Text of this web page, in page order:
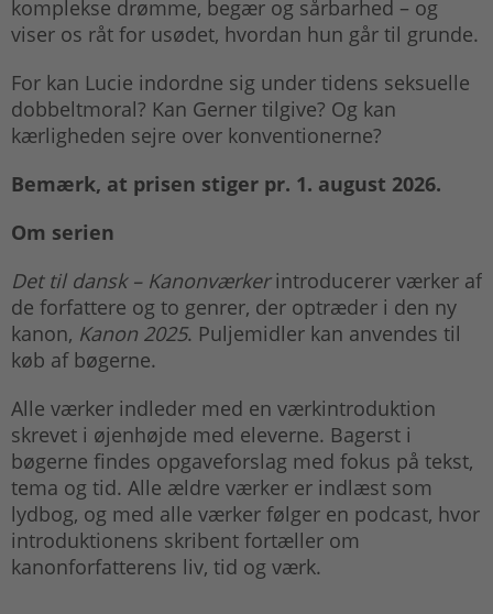
komplekse drømme, begær og sårbarhed – og
viser os råt for usødet, hvordan hun går til grunde.
For kan Lucie indordne sig under tidens seksuelle
dobbeltmoral? Kan Gerner tilgive? Og kan
kærligheden sejre over konventionerne?
Bemærk, at prisen stiger pr. 1. august 2026.
Om serien
Det til dansk – Kanonværkerintroducerer værker af
de forfattere og to genrer, der optræder i den ny
kanon, Kanon 2025. Puljemidler kan anvendes til
køb af bøgerne.
Alle værker indleder med en værkintroduktion
skrevet i øjenhøjde med eleverne. Bagerst i
bøgerne findes opgaveforslag med fokus på tekst,
tema og tid. Alle ældre værker er indlæst som
lydbog, og med alle værker følger en podcast, hvor
introduktionens skribent fortæller om
kanonforfatterens liv, tid og værk.